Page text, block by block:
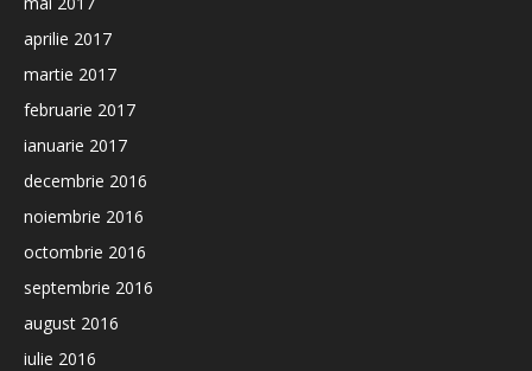
aprilie 2017
martie 2017
februarie 2017
ianuarie 2017
decembrie 2016
noiembrie 2016
octombrie 2016
septembrie 2016
august 2016
iulie 2016